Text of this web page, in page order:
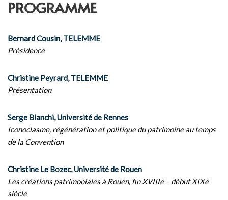
PROGRAMME
Bernard Cousin, TELEMME
Présidence
Christine Peyrard, TELEMME
Présentation
Serge Bianchi, Université de Rennes
Iconoclasme, régénération et politique du patrimoine au temps
de la Convention
Christine Le Bozec, Université de Rouen
Les créations patrimoniales à Rouen, fin XVIIIe – début XIXe
siècle